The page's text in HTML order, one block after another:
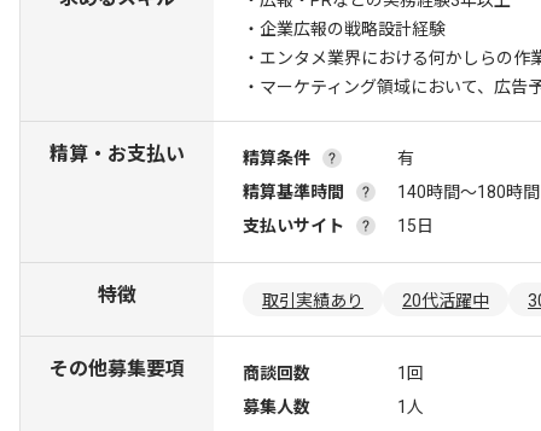
・企業広報の戦略設計経験
・エンタメ業界における何かしらの作
・マーケティング領域において、広告
精算・お支払い 精算条件
有
精算基準時間
140時間〜180時間
支払いサイト
15日
特徴 取引実績あり 20代活躍中
その他募集要項 商談回数
1回
募集人数
1人